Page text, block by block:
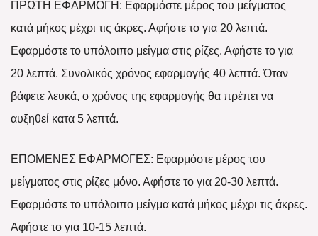
ΠΡΩΤΗ ΕΦΑΡΜΟΓΗ: Εφαρμόστε μέρος του μείγματος
κατά μήκος μέχρι τις άκρες. Αφήστε το για 20 λεπτά.
Εφαρμόστε το υπόλοιπο μείγμα στις ρίζες. Αφήστε το για
20 λεπτά. Συνολικός χρόνος εφαρμογής 40 λεπτά. Όταν
βάφετε λευκά, ο χρόνος της εφαρμογής θα πρέπει να
αυξηθεί κατα 5 λεπτά.
ΕΠΟΜΕΝΕΣ ΕΦΑΡΜΟΓΕΣ: Εφαρμόστε μέρος του
μείγματος στις ρίζες μόνο. Αφήστε το για 20-30 λεπτά.
Εφαρμόστε το υπόλοιπο μείγμα κατά μήκος μέχρι τις άκρες.
Αφήστε το για 10-15 λεπτά.